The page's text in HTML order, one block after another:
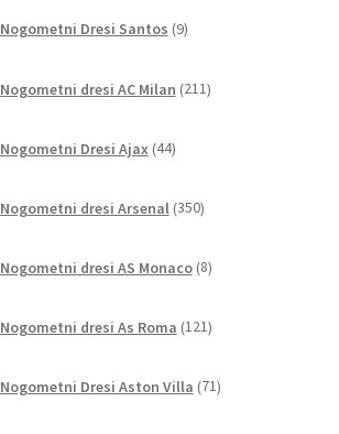
Nogometni Dresi Santos 9izdelkov
Nogometni dresi AC Milan 211izdelkov
Nogometni Dresi Ajax 44izdelkov
Nogometni dresi Arsenal 350izdelkov
Nogometni dresi AS Monaco 8izdelkov
Nogometni dresi As Roma 121izdelkov
Nogometni Dresi Aston Villa 71izdelkov